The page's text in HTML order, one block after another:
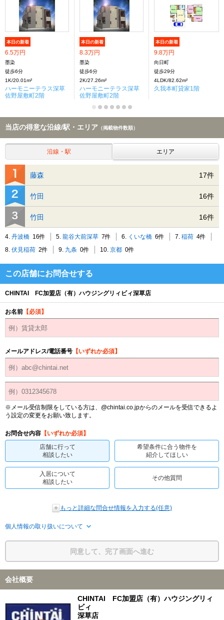
本日の新着
6.5万円
墨染
徒歩6分
1K/20.01m²
ハーモニーテラス深草
佐野屋敷町2階
本日の新着
8.3万円
墨染
徒歩6分
2K/27.26m²
ハーモニーテラス深草
佐野屋敷町2階
本日の新着
9.8万円
向日町
徒歩29分
4LDK/82.62m²
久我本町貸家1階
当店の得意な沿線/駅・エリア （掲載物件数順）
沿線・駅 エリア
藤森 17件
竹田 16件
竹田 16件
4. 丹波橋 16件 5. 龍谷大前深草 7件 6. くいな橋 6件 7. 稲荷 4件
8. 伏見稲荷 2件 9. 九条 0件 10. 京都 0件
この店舗にお問合せする
CHINTAI FC加盟店（有）ハウジングリィビィ深草店
お名前 【必須】
メールアドレス/電話番号 【いずれか必須】
※メール受信制限をしている方は、@chintai.co.jpからのメールを受信できるよ
う設定の変更をお願い致します。
お問合せ内容 【いずれか必須】
店舗に行って
相談したい
希望条件に合う物件を
紹介してほしい
入居について
相談したい
その他質問
もっと詳細な問合せ情報を入力する(任意)
個人情報の取り扱いについて
同意して、完了画面へ進む
会社概要
CHINTAI FC加盟店（有）ハウジングリィ
ビィ
深草店